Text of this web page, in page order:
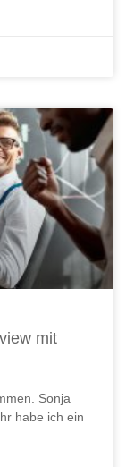
mit
Sonja
habe ich ein